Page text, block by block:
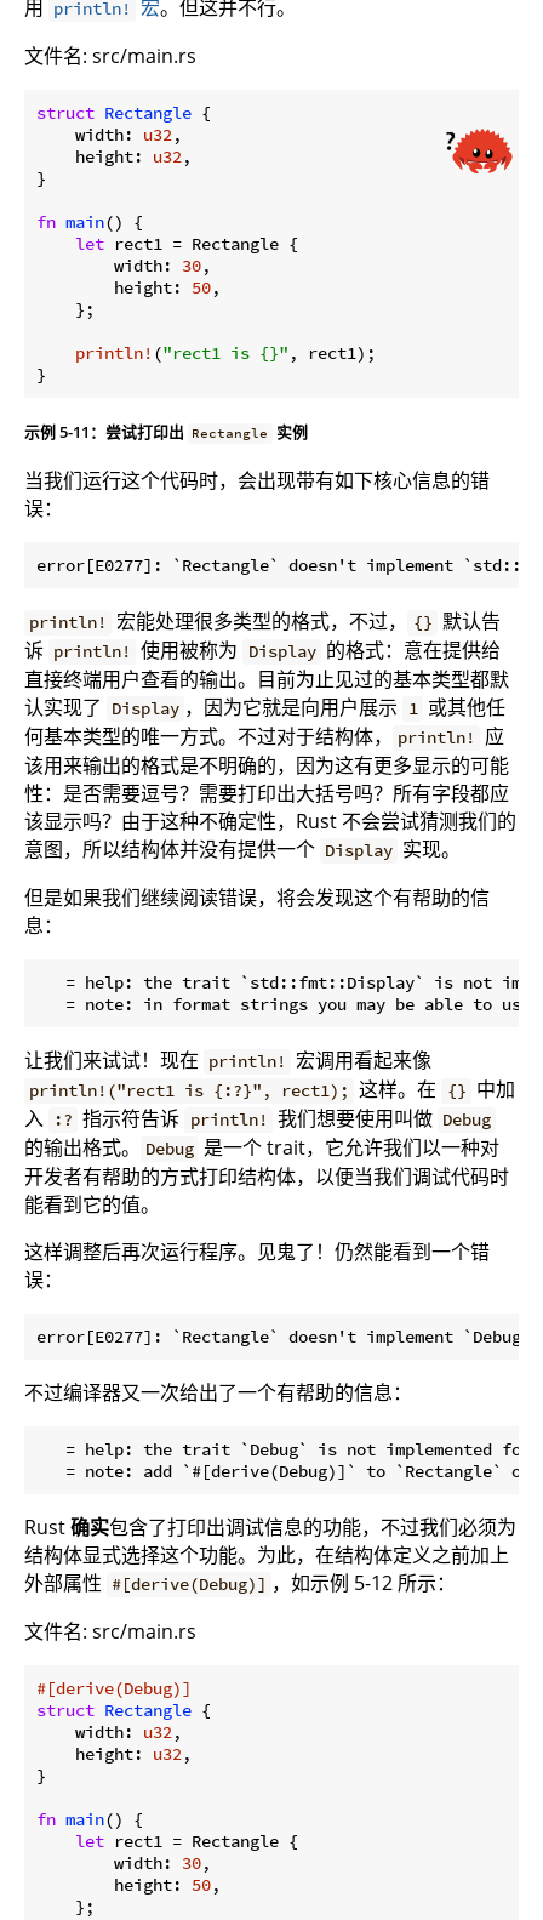
用 println! 宏。但这并不行。
文件名: src/main.rs
struct Rectangle {
    width:
u32,
    height:
u32,
}
fn main() {
let rect1 = Rectangle {
        width:
30,
        height:
50,
    };
println! ("rect1 is {}" , rect1);
}
示例 5-11：尝试打印出 Rectangle 实例
当我们运行这个代码时，会出现带有如下核心信息的错
误：
println! 宏能处理很多类型的格式，不过， {} 默认告
诉 println! 使用被称为 Display 的格式：意在提供给
直接终端用户查看的输出。目前为止见过的基本类型都默
认实现了
Display ，因为它就是向用户展示 1 或其他任
何基本类型的唯一方式。不过对于结构体，
println! 应
该用来输出的格式是不明确的，因为这有更多显示的可能
性：是否需要逗号？需要打印出大括号吗？所有字段都应
该显示吗？由于这种不确定性，Rust 不会尝试猜测我们的
意图，所以结构体并没有提供一个 Display 实现。
但是如果我们继续阅读错误，将会发现这个有帮助的信
息：
= help: the trait `std::fmt::Display` is not
让我们来试试！现在 println! 宏调用看起来像
println!("rect1 is {:?}", rect1); 这样。在 {} 中加
入
:? 指示符告诉 println! 我们想要使用叫做 Debug
的输出格式。 Debug 是一个 trait，它允许我们以一种对
开发者有帮助的方式打印结构体，以便当我们调试代码时
能看到它的值。
这样调整后再次运行程序。见鬼了！仍然能看到一个错
误：
不过编译器又一次给出了一个有帮助的信息：
= help: the trait `Debug` is not implemented for
Rust确实包含了打印出调试信息的功能，不过我们必须为
结构体显式选择这个功能。为此，在结构体定义之前加上
外部属性 #[derive(Debug)] ，如示例 5-12 所示：
文件名: src/main.rs
#[derive(Debug)]
struct Rectangle {
    width:
u32,
    height:
u32,
}
fn main() {
let rect1 = Rectangle {
        width:
30,
        height:
50,
    };